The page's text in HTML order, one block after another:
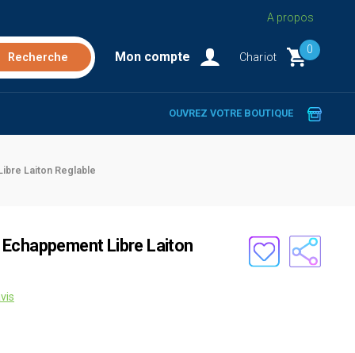
A propos
Mon compte Chariot
0
OUVREZ VOTRE BOUTIQUE
Laiton Reglable
Libre Laiton